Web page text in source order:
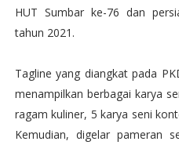
HUT Sumbar ke-76 dan
tahun 2021.
Tagline yang diangkat pada
menampilkan berbagai karya
ragam kuliner, 5 karya seni
Kemudian, digelar pameran